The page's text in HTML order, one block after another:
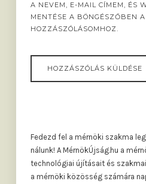
A NEVEM, E-MAIL CÍMEM, ÉS
MENTÉSE A BÖNGÉSZŐBEN
HOZZÁSZÓLÁSOMHOZ.
Fedezd fel a mérnöki szakma
nálunk! A MérnökÚjság.hu a
technológiai újításait és
a mérnöki közösség számára